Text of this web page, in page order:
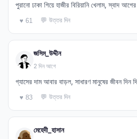
পুরানো ঢাকা গিয়ে হাজীর বিরিয়ানি খেলাম, স্বাদ
♥ 61 💬 উত্তর দিন
জসিম_উদ্দীন
2 দিন আগে
গ্যাসের দাম আবার বাড়ল, সাধারণ মানুষের জীবন দিন
♥ 83 💬 উত্তর দিন
মেহেদী_হাসান